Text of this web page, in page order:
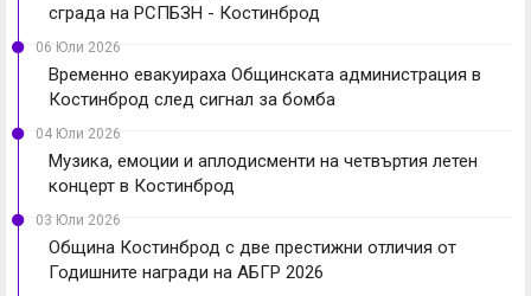
сграда на РСПБЗН - Костинброд
06 Юли 2026
Временно евакуираха Общинската администрация в
Костинброд след сигнал за бомба
04 Юли 2026
Музика, емоции и аплодисменти на четвъртия летен
концерт в Костинброд
03 Юли 2026
Община Костинброд с две престижни отличия от
Годишните награди на АБГР 2026